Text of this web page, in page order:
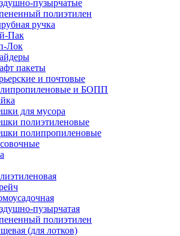
пузырчатые
полиэтилен
ручка
Пак
Лок
пакеты
и почтовые
и БОПП
для мусора
полиэтиленовые
полипропиленовые
пузырчатая
полиэтилен
(для лотков)